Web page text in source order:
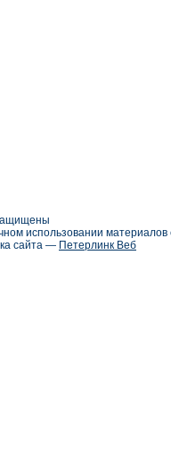
использовании
сайта — Петерлинк Веб